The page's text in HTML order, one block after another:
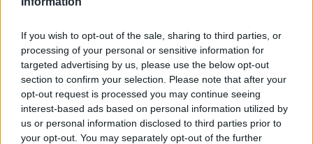
If you wish to opt-out of the sale, sharing to third parties, or
processing of your personal or sensitive information for
targeted advertising by us, please use the below opt-out
section to confirm your selection. Please note that after your
opt-out request is processed you may continue seeing
interest-based ads based on personal information utilized by
us or personal information disclosed to third parties prior to
your opt-out. You may separately opt-out of the further
Helpompaa arkea fiksulla
Finago Procountorilla
Automatisoi ja selkeytä talouttasi
Vaivatonta yhteistyötä eri osapuolten
kanssa